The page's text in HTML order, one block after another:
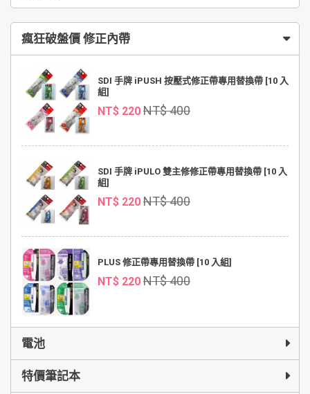
瘋狂破盤價 修正內帶
SDI 手牌 iPUSH 按壓式修正帶專用替換帶 [10 入
組]
NT$ 220 NT$ 400
SDI 手牌 iPULO 雙主修修正帶專用替換帶 [10 入
組]
NT$ 220 NT$ 400
PLUS 修正帶專用替換帶 [10 入組]
NT$ 220 NT$ 400
電池
特價筆記本